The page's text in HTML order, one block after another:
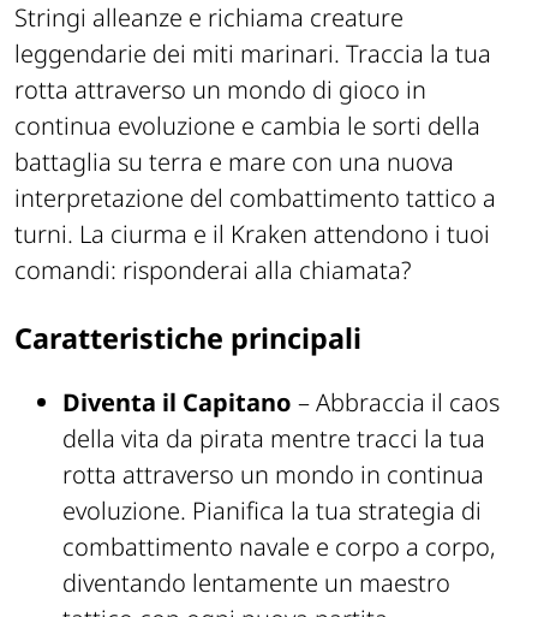
Stringi alleanze e richiama creature
leggendarie dei miti marinari. Traccia la tua
rotta attraverso un mondo di gioco in
continua evoluzione e cambia le sorti della
battaglia su terra e mare con una nuova
interpretazione del combattimento tattico a
turni. La ciurma e il Kraken attendono i tuoi
comandi: risponderai alla chiamata?
Caratteristiche principali
Diventa il Capitano – Abbraccia il caos
della vita da pirata mentre tracci la tua
rotta attraverso un mondo in continua
evoluzione. Pianifica la tua strategia di
combattimento navale e corpo a corpo,
diventando lentamente un maestro